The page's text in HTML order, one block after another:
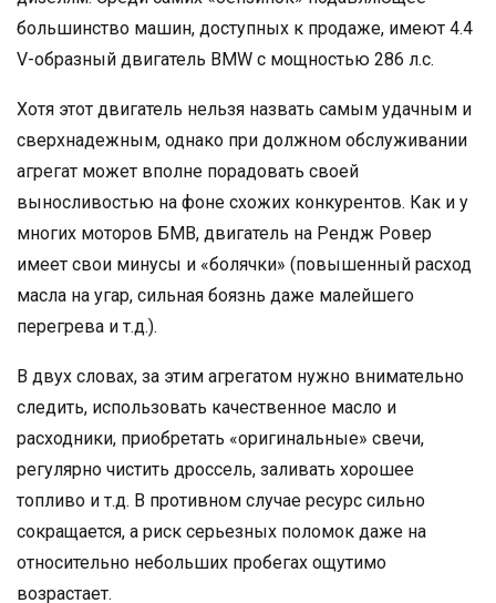
большинство машин, доступных к продаже, имеют 4.4
V-образный двигатель BMW с мощностью 286 л.с.
Хотя этот двигатель нельзя назвать самым удачным и
сверхнадежным, однако при должном обслуживании
агрегат может вполне порадовать своей
выносливостью на фоне схожих конкурентов. Как и у
многих моторов БМВ, двигатель на Рендж Ровер
имеет свои минусы и «болячки» (повышенный расход
масла на угар, сильная боязнь даже малейшего
перегрева и т.д.).
В двух словах, за этим агрегатом нужно внимательно
следить, использовать качественное масло и
расходники, приобретать «оригинальные» свечи,
регулярно чистить дроссель, заливать хорошее
топливо и т.д. В противном случае ресурс сильно
сокращается, а риск серьезных поломок даже на
относительно небольших пробегах ощутимо
возрастает.